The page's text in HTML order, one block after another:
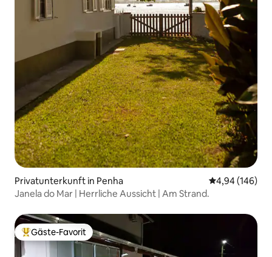
Privatunterkunft in Penha
4,94 (146)
Janela do Mar | Herrliche Aussicht | Am Strand.
Beliebter Gäste-Favorit.
Gäste-Favorit